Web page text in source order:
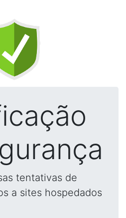
tentativas de
a sites hospedados